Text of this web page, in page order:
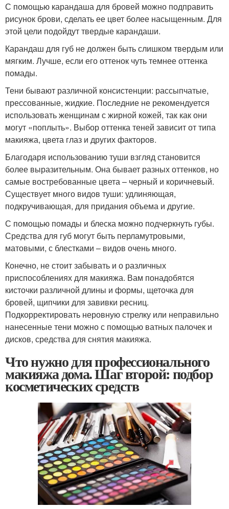
С помощью карандаша для бровей можно подправить
рисунок брови, сделать ее цвет более насыщенным. Для
этой цели подойдут твердые карандаши.
Карандаш для губ не должен быть слишком твердым или
мягким. Лучше, если его оттенок чуть темнее оттенка
помады.
Тени бывают различной консистенции: рассыпчатые,
прессованные, жидкие. Последние не рекомендуется
использовать женщинам с жирной кожей, так как они
могут «поплыть». Выбор оттенка теней зависит от типа
макияжа, цвета глаз и других факторов.
Благодаря использованию туши взгляд становится
более выразительным. Она бывает разных оттенков, но
самые востребованные цвета – черный и коричневый.
Существует много видов туши: удлиняющая,
подкручивающая, для придания объема и другие.
С помощью помады и блеска можно подчеркнуть губы.
Средства для губ могут быть перламутровыми,
матовыми, с блестками – видов очень много.
Конечно, не стоит забывать и о различных
приспособлениях для макияжа. Вам понадобятся
кисточки различной длины и формы, щеточка для
бровей, щипчики для завивки ресниц.
Подкорректировать неровную стрелку или неправильно
нанесенные тени можно с помощью ватных палочек и
дисков, средства для снятия макияжа.
Что нужно для профессионального
макияжа дома. Шаг второй: подбор
косметических средств